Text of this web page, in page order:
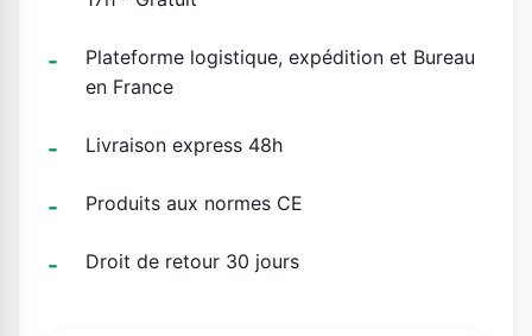
Plateforme logistique, expédition et Bureau
en France
Livraison express 48h
Produits aux normes CE
Droit de retour 30 jours